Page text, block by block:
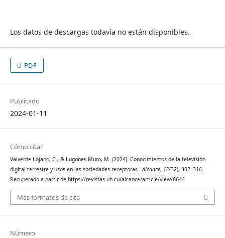
Los datos de descargas todavía no están disponibles.
PDF
Publicado
2024-01-11
Cómo citar
Valverde Lojano, C., & Lugones Muro, M. (2024). Conocimientos de la televisión
digital terrestre y usos en las sociedades receptoras .Alcance, 12(32), 302–316.
Recuperado a partir de https://revistas.uh.cu/alcance/article/view/8644
Más formatos de cita
Número